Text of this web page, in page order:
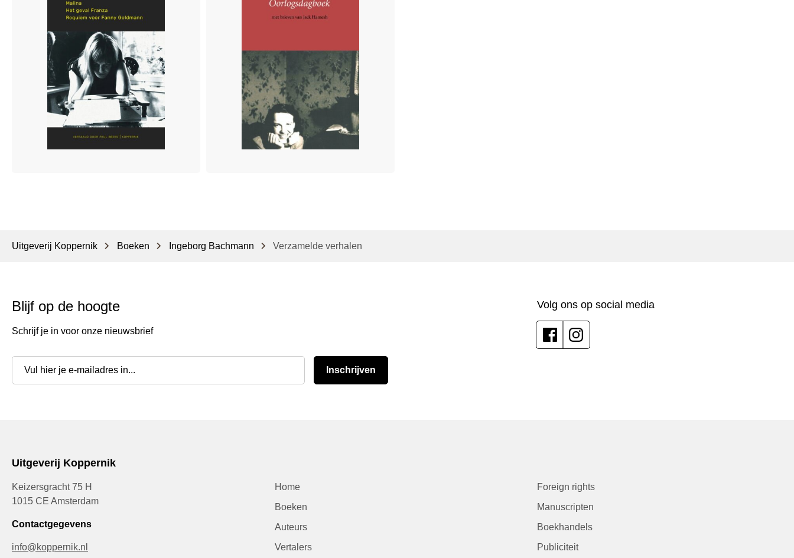
Uitgeverij Koppernik Boeken Ingeborg Bachmann Verzamelde verhalen
Blijf op de hoogte
Schrijf je in voor onze nieuwsbrief
Inschrijven
Volg ons op social media
Uitgeverij Koppernik
Keizersgracht 75 H
1015 CE Amsterdam
Contactgegevens
info@koppernik.nl
Home
Boeken
Auteurs
Vertalers
Foreign rights
Manuscripten
Boekhandels
Publiciteit